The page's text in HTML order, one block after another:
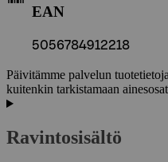
EAN
5056784912218
Päivitämme palvelun
kuitenkin tarkistamaan
Ravintosisältö